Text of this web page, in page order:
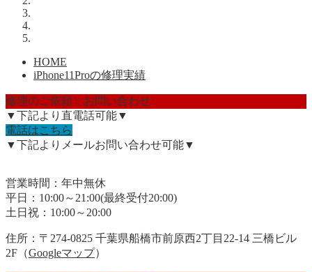
HOME
iPhone11Proの修理実績
修理のご依頼・お問い合わせ
▼下記より直電話可能▼
電話はこちら
▼下記よりメールお問い合わせ可能▼
営業時間：年中無休
平日：10:00～21:00(最終受付20:00)
土日祝：10:00～20:00
住所：〒274-0825 千葉県船橋市前原西2丁目22-14 三橋ビル
2F（Googleマップ）